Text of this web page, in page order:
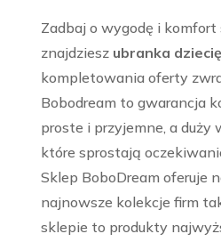
Zadbaj o wygodę i
znajdziesz ubranka
kompletowania oferty
Bobodream to gwarancja
proste i przyjemne, a duży
które sprostają
Sklep BoboDream oferuje
najnowsze kolekcje firm
sklepie to produkty